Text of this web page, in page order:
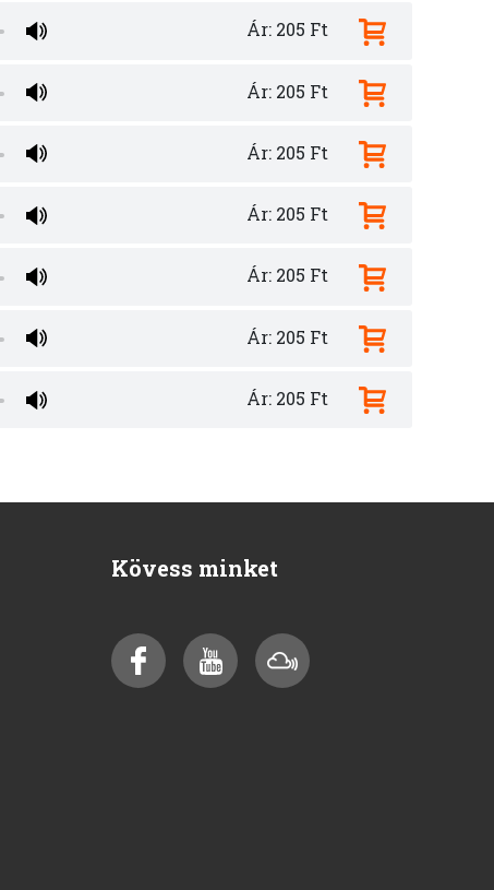
Ár: 205 Ft
Ár: 205 Ft
Ár: 205 Ft
Ár: 205 Ft
Ár: 205 Ft
Ár: 205 Ft
Ár: 205 Ft
Kövess minket